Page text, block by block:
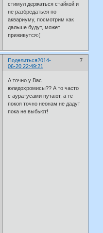
стимул держаться стайкой и
не разбредаться по
аквариуму, посмотрим как
дальше будут, может
приживутся:(
Поделиться 7
2014-
06-20 22:49:21
А точно у Вас
юлидохромисы?? А то часто
с ауратусами путают, а те
покоя точно неонам не дадут
пока не выбьют!